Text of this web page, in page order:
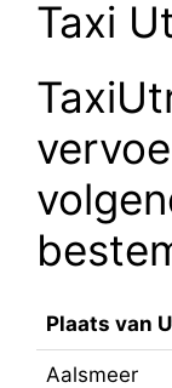
Taxi
Plaats van
Aalsmeer